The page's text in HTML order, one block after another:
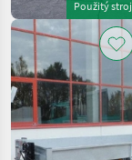
Použitý stroj